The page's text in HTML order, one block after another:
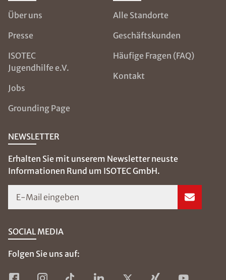
Über uns
Presse
ISOTEC
Jugendhilfe e.V.
Jobs
Grounding Page
Alle Standorte
Geschäftskunden
Häufige Fragen (FAQ)
Kontakt
NEWSLETTER
Erhalten Sie mit unserem Newsletter neuste
Informationen Rund um ISOTEC GmbH.
E-Mail eingeben
SOCIAL MEDIA
Folgen Sie uns auf: